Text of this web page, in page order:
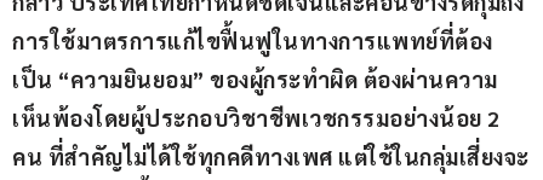
การใช้มาตรการแก้ไขฟื้นฟูในทางการแพทย์ที่ต้อง
เป็น “ความยินยอม” ของผู้กระทำผิด ต้องผ่านความ
เห็นพ้องโดยผู้ประกอบวิชาชีพเวชกรรมอย่างน้อย 2
คน ที่สำคัญไม่ได้ใช้ทุกคดีทางเพศ แต่ใช้ในกลุ่มเสี่ยงจะ